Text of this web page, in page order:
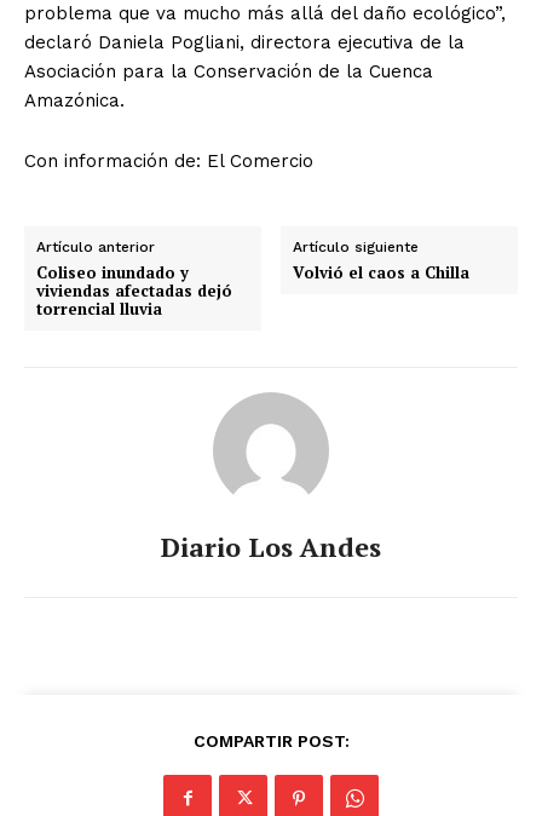
problema que va mucho más allá del daño ecológico”,
declaró Daniela Pogliani, directora ejecutiva de la
Asociación para la Conservación de la Cuenca
Amazónica.
Con información de: El Comercio
Artículo anterior
Coliseo inundado y
viviendas afectadas dejó
torrencial lluvia
Artículo siguiente
Volvió el caos a Chilla
Diario Los Andes
COMPARTIR POST: